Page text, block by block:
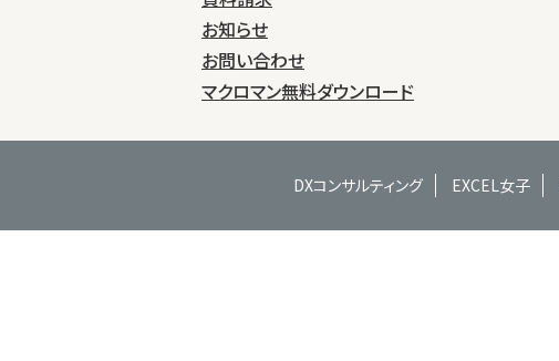
お知らせ
お問い合わせ
マクロマン無料ダウンロード
DXコンサルティング EXCEL女子